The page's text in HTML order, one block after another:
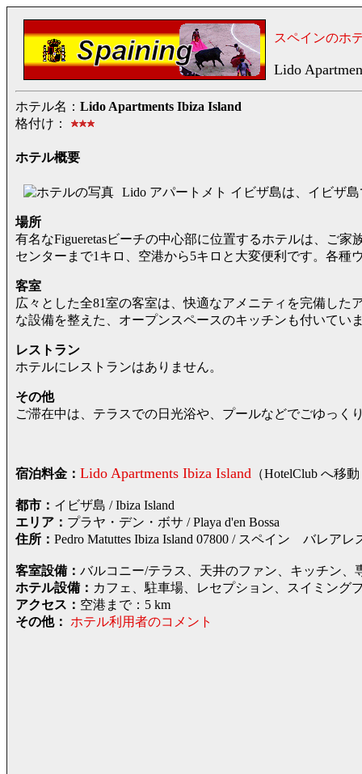
スペインのホ
Lido
ホテル名： Lido Apartments Ibiza Island
格付け：
ホテル概要
Lido アパートメト イビザ島は、イビザ
場所
有名なFigueretasビーチの中心部に位置するホテルは、ご
センターまで1キロ、空港から5キロと大変便利です。各種
客室
広々とした全81室の客室は、快適なアメニティを完備した
な設備を整えた、オープンスペースのキッチンも付いてい
レストラン
ホテルにレストランはありません。
その他
ご滞在中は、テラスでの日光浴や、プールなどでごゆっく
宿泊料金： Lido Apartments Ibiza Island （HotelClub へ移
都市： イビザ島 / Ibiza Island
エリア： プラヤ・デン・ボサ / Playa d'en Bossa
住所： Pedro Matuttes Ibiza Island 07800 / スペイン バレ
客室設備： バルコニー/テラス、天井のファン、キッチン
ホテル設備： カフェ、駐車場、レセプション、スイミング
アクセス： 空港まで：5 km
その他：
ホテル利用者のコメント